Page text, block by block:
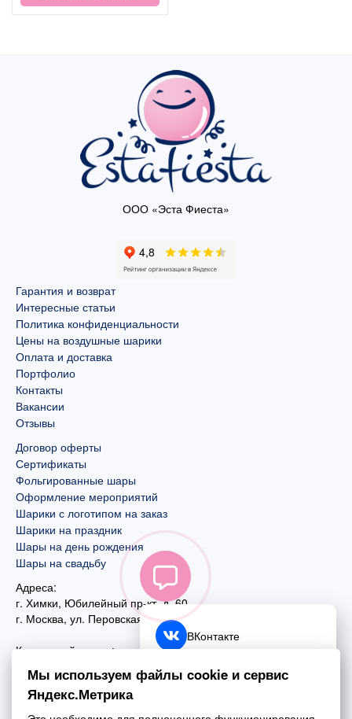
ООО «Эста Фиеста»
Гарантия и возврат
Интересные статьи
Политика конфиденциальности
Цены на воздушные шарики
Оплата и доставка
Портфолио
Контакты
Вакансии
Отзывы
Договор оферты
Сертификаты
Фольгированные шары
Оформление мероприятий
Шарики с логотипом на заказ
Шарики на праздник
Шары на день рождения
Шары на свадьбу
Адреса:
г. Химки, Юбилейный пр-кт, д. 60
г. Москва, ул. Перовская, д. 59
Контактный номер:
+7 (495) 970-44-75
Почта:
ВКонтакте
Telegram
Мы используем файлы cookie и сервис
Яндекс.Метрика